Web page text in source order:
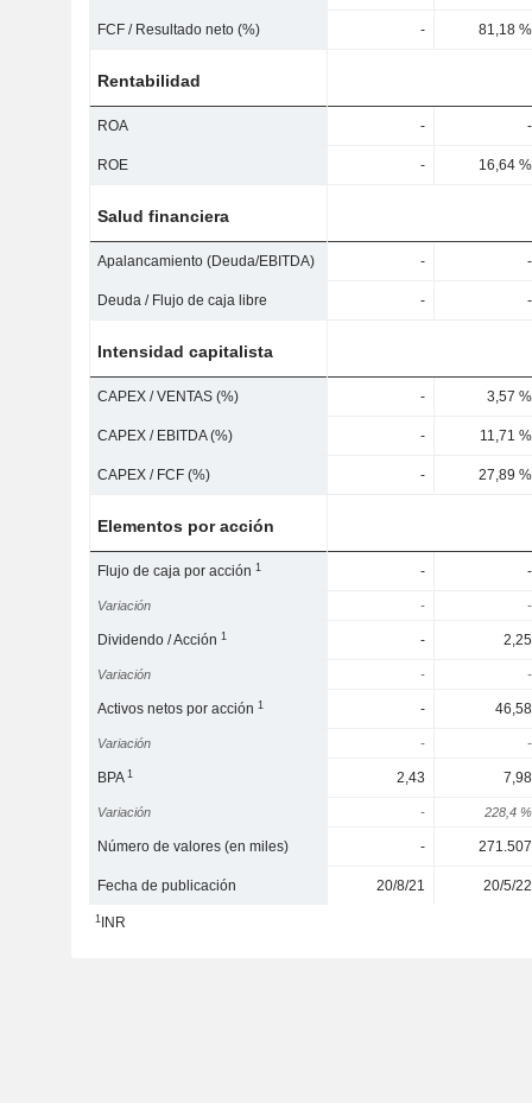
FCF / Resultado neto (%) - 81,18 %
Rentabilidad
ROA - -
ROE - 16,64 %
Salud financiera
Apalancamiento (Deuda/EBITDA) - -
Deuda / Flujo de caja libre - -
Intensidad capitalista
CAPEX / VENTAS (%) - 3,57 %
CAPEX / EBITDA (%) - 11,71 %
CAPEX / FCF (%) - 27,89 %
Elementos por acción
Flujo de caja por acción1 - -
Variación - -
Dividendo / Acción1 - 2,25
Variación - -
Activos netos por acción1 - 46,58
Variación - -
BPA1 2,43 7,98
Variación - 228,4 %
Número de valores (en miles) - 271.507
Fecha de publicación 20/8/21 20/5/22
1INR